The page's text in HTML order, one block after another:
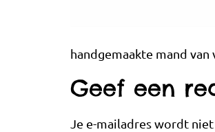
handgemaakte mand
Geef een
Je e-mailadres wordt